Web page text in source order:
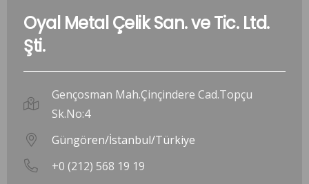
Oyal Metal Çelik San. ve Tic. Ltd.
Şti.
Gençosman Mah.Çinçindere Cad.Topçu
Sk.No:4
Güngören/İstanbul/Türkiye
+0 (212) 568 19 19